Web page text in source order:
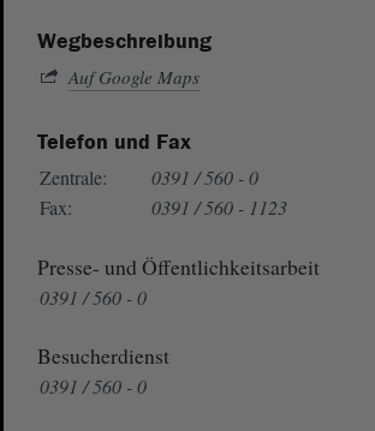
Wegbeschreibung
Auf Google Maps
Telefon und Fax
Zentrale:
0391 / 560 - 0
Fax:
0391 / 560 - 1123
Presse- und Öffentlichkeitsarbeit
0391 / 560 - 0
Besucherdienst
0391 / 560 - 0